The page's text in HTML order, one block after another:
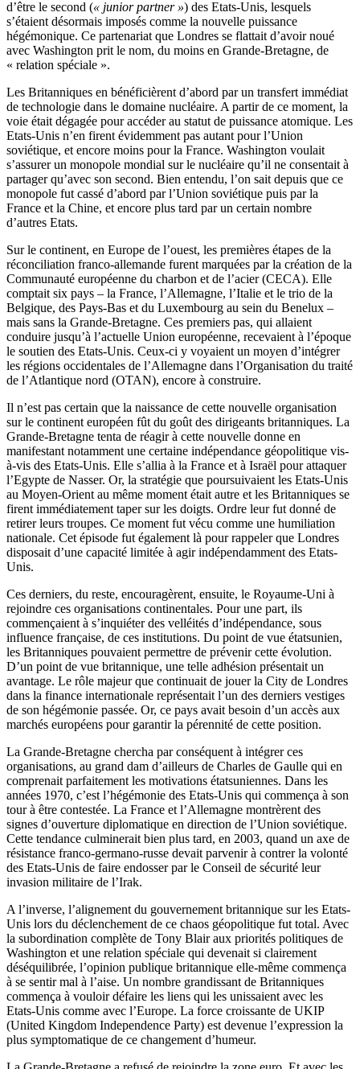
d’être le second (« junior partner ») des Etats-Unis, lesquels
s’étaient désormais imposés comme la nouvelle puissance
hégémonique. Ce partenariat que Londres se flattait d’avoir noué
avec Washington prit le nom, du moins en Grande-Bretagne, de
« relation spéciale ».
Les Britanniques en bénéficièrent d’abord par un transfert immédiat
de technologie dans le domaine nucléaire. A partir de ce moment, la
voie était dégagée pour accéder au statut de puissance atomique. Les
Etats-Unis n’en firent évidemment pas autant pour l’Union
soviétique, et encore moins pour la France. Washington voulait
s’assurer un monopole mondial sur le nucléaire qu’il ne consentait à
partager qu’avec son second. Bien entendu, l’on sait depuis que ce
monopole fut cassé d’abord par l’Union soviétique puis par la
France et la Chine, et encore plus tard par un certain nombre
d’autres Etats.
Sur le continent, en Europe de l’ouest, les premières étapes de la
réconciliation franco-allemande furent marquées par la création de la
Communauté européenne du charbon et de l’acier (CECA). Elle
comptait six pays – la France, l’Allemagne, l’Italie et le trio de la
Belgique, des Pays-Bas et du Luxembourg au sein du Benelux –
mais sans la Grande-Bretagne. Ces premiers pas, qui allaient
conduire jusqu’à l’actuelle Union européenne, recevaient à l’époque
le soutien des Etats-Unis. Ceux-ci y voyaient un moyen d’intégrer
les régions occidentales de l’Allemagne dans l’Organisation du traité
de l’Atlantique nord (OTAN), encore à construire.
Il n’est pas certain que la naissance de cette nouvelle organisation
sur le continent européen fût du goût des dirigeants britanniques. La
Grande-Bretagne tenta de réagir à cette nouvelle donne en
manifestant notamment une certaine indépendance géopolitique vis-
à-vis des Etats-Unis. Elle s’allia à la France et à Israël pour attaquer
l’Egypte de Nasser. Or, la stratégie que poursuivaient les Etats-Unis
au Moyen-Orient au même moment était autre et les Britanniques se
firent immédiatement taper sur les doigts. Ordre leur fut donné de
retirer leurs troupes. Ce moment fut vécu comme une humiliation
nationale. Cet épisode fut également là pour rappeler que Londres
disposait d’une capacité limitée à agir indépendamment des Etats-
Unis.
Ces derniers, du reste, encouragèrent, ensuite, le Royaume-Uni à
rejoindre ces organisations continentales. Pour une part, ils
commençaient à s’inquiéter des velléités d’indépendance, sous
influence française, de ces institutions. Du point de vue étatsunien,
les Britanniques pouvaient permettre de prévenir cette évolution.
D’un point de vue britannique, une telle adhésion présentait un
avantage. Le rôle majeur que continuait de jouer la City de Londres
dans la finance internationale représentait l’un des derniers vestiges
de son hégémonie passée. Or, ce pays avait besoin d’un accès aux
marchés européens pour garantir la pérennité de cette position.
La Grande-Bretagne chercha par conséquent à intégrer ces
organisations, au grand dam d’ailleurs de Charles de Gaulle qui en
comprenait parfaitement les motivations étatsuniennes. Dans les
années 1970, c’est l’hégémonie des Etats-Unis qui commença à son
tour à être contestée. La France et l’Allemagne montrèrent des
signes d’ouverture diplomatique en direction de l’Union soviétique.
Cette tendance culminerait bien plus tard, en 2003, quand un axe de
résistance franco-germano-russe devait parvenir à contrer la volonté
des Etats-Unis de faire endosser par le Conseil de sécurité leur
invasion militaire de l’Irak.
A l’inverse, l’alignement du gouvernement britannique sur les Etats-
Unis lors du déclenchement de ce chaos géopolitique fut total. Avec
la subordination complète de Tony Blair aux priorités politiques de
Washington et une relation spéciale qui devenait si clairement
déséquilibrée, l’opinion publique britannique elle-même commença
à se sentir mal à l’aise. Un nombre grandissant de Britanniques
commença à vouloir défaire les liens qui les unissaient avec les
Etats-Unis comme avec l’Europe. La force croissante de UKIP
(United Kingdom Independence Party) est devenue l’expression la
plus symptomatique de ce changement d’humeur.